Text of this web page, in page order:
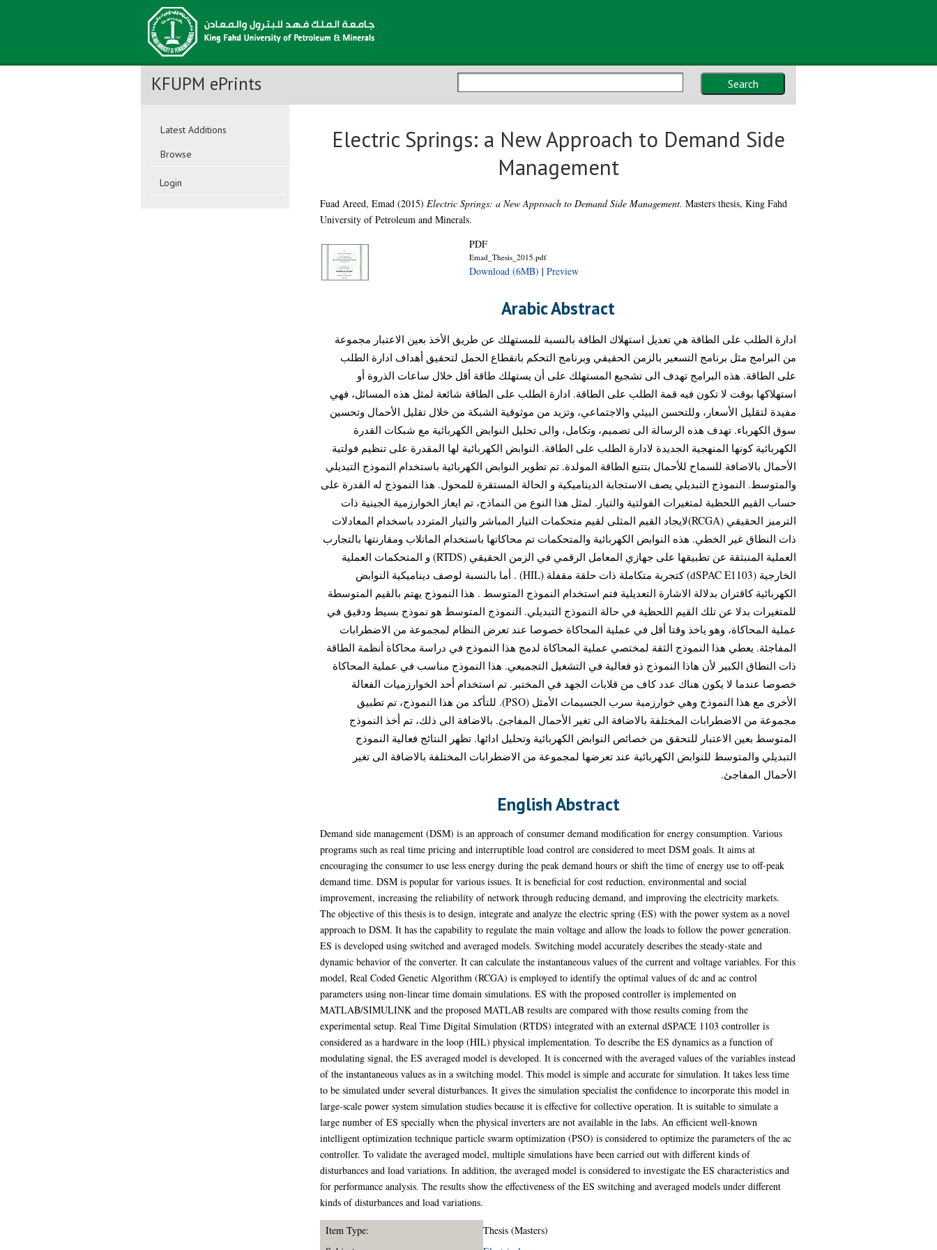
Search
KFUPM ePrints
Latest Additions
Browse
Login
Electric Springs: a New Approach to Demand Side
Management
Fuad Areed, Emad(2015) Electric Springs: a New Approach to Demand Side Management. Masters thesis, King Fahd
University of Petroleum and Minerals.
PDF
Emad_Thesis_2015.pdf
Download (6MB) | Preview
Arabic Abstract
ادارة الطلب على الطاقة هي تعديل استهلاك الطاقة بالنسبة للمستهلك عن طريق الأخذ بعين الاعتبار مجموعة
من البرامج مثل برنامج التسعير بالزمن الحقيقي وبرنامج التحكم بانقطاع الحمل لتحقيق أهداف ادارة الطلب
على الطاقة. هذه البرامج تهدف الى تشجيع المستهلك على أن يستهلك طاقة أقل خلال ساعات الذروة أو
استهلاكها بوقت لا تكون فيه قمة الطلب على الطاقة. ادارة الطلب على الطاقة شائعة لمثل هذه المسائل، فهي
مفيدة لتقليل الأسعار، وللتحسن البيئي والاجتماعي، وتزيد من موثوقية الشبكة من خلال تقليل الأحمال وتحسين
سوق الكهرباء. تهدف هذه الرسالة الى تصميم، وتكامل، والى تحليل النوابض الكهربائية مع شبكات القدرة
الكهربائية كونها المنهجية الجديدة لادارة الطلب على الطاقة. النوابض الكهربائية لها المقدرة على تنظيم فولتية
الأحمال بالاضافة للسماح للأحمال بتتبع الطاقة المولدة. تم تطوير النوابض الكهربائية باستخدام النموذج التبديلي
والمتوسط. النموذج التبديلي يصف الاستجابة الديناميكية و الحالة المستقرة للمحول. هذا النموذج له القدرة على
حساب القيم اللحظية لمتغيرات الفولتية والتيار. لمثل هذا النوع من النماذج، تم ايعاز الخوارزمية الجينية ذات
الترميز الحقيقي (RCGA)لايجاد القيم المثلى لقيم متحكمات التيار المباشر والتيار المتردد باسخدام المعادلات
ذات النطاق غير الخطي. هذه النوابض الكهربائية والمتحكمات تم محاكاتها باستخدام الماتلاب ومقارنتها بالتجارب
العملية المنبثقة عن تطبيقها على جهازي المعامل الرقمي في الزمن الحقيقي (RTDS) و المتحكمات العملية
الخارجية (dSPAC E1103) كتجربة متكاملة ذات حلقة مقفلة (HIL) . أما بالنسبة لوصف ديناميكية النوابض
الكهربائية كاقتران بدلالة الاشارة التعديلية فتم استخدام النموذج المتوسط . هذا النموذج يهتم بالقيم المتوسطة
للمتغيرات بدلا عن تلك القيم اللحظية في حالة النموذج التبديلي. النموذج المتوسط هو نموذج بسيط ودقيق في
عملية المحاكاة، وهو ياخذ وقتا أقل في عملية المحاكاة خصوصا عند تعرض النظام لمجموعة من الاضطرابات
المفاجئة. يعطي هذا النموذج الثقة لمختصي عملية المحاكاة لدمج هذا النموذج في دراسة محاكاة أنظمة الطاقة
ذات النطاق الكبير لأن هاذا النموذج ذو فعالية في التشغيل التجميعي. هذا النموذج مناسب في عملية المحاكاة
خصوصا عندما لا يكون هناك عدد كاف من قلابات الجهد في المختبر. تم استخدام أحد الخوارزميات الفعالة
الأخرى مع هذا النموذج وهي خوارزمية سرب الجسيمات الأمثل (PSO). للتأكد من هذا النموذج، تم تطبيق
مجموعة من الاضطرابات المختلفة بالاضافة الى تغير الأحمال المفاجئ. بالاضافة الى ذلك، تم أخذ النموذج
المتوسط بعين الاعتبار للتحقق من خصائص النوابض الكهربائية وتحليل ادائها. تظهر النتائج فعالية النموذج
التبديلي والمتوسط للنوابض الكهربائية عند تعرضها لمجموعة من الاضطرابات المختلفة بالاضافة الى تغير
الأحمال المفاجئ.
English Abstract
Demand side management (DSM) is an approach of consumer demand modification for energy consumption. Various
programs such as real time pricing and interruptible load control are considered to meet DSM goals. It aims at
encouraging the consumer to use less energy during the peak demand hours or shift the time of energy use to off-peak
demand time. DSM is popular for various issues. It is beneficial for cost reduction, environmental and social
improvement, increasing the reliability of network through reducing demand, and improving the electricity markets.
The objective of this thesis is to design, integrate and analyze the electric spring (ES) with the power system as a novel
approach to DSM. It has the capability to regulate the main voltage and allow the loads to follow the power generation.
ES is developed using switched and averaged models. Switching model accurately describes the steady-state and
dynamic behavior of the converter. It can calculate the instantaneous values of the current and voltage variables. For this
model, Real Coded Genetic Algorithm (RCGA) is employed to identify the optimal values of dc and ac control
parameters using non-linear time domain simulations. ES with the proposed controller is implemented on
MATLAB/SIMULINK and the proposed MATLAB results are compared with those results coming from the
experimental setup. Real Time Digital Simulation (RTDS) integrated with an external dSPACE 1103 controller is
considered as a hardware in the loop (HIL) physical implementation. To describe the ES dynamics as a function of
modulating signal, the ES averaged model is developed. It is concerned with the averaged values of the variables instead
of the instantaneous values as in a switching model. This model is simple and accurate for simulation. It takes less time
to be simulated under several disturbances. It gives the simulation specialist the confidence to incorporate this model in
large-scale power system simulation studies because it is effective for collective operation. It is suitable to simulate a
large number of ES specially when the physical inverters are not available in the labs. An efficient well-known
intelligent optimization technique particle swarm optimization (PSO) is considered to optimize the parameters of the ac
controller. To validate the averaged model, multiple simulations have been carried out with different kinds of
disturbances and load variations. In addition, the averaged model is considered to investigate the ES characteristics and
for performance analysis. The results show the effectiveness of the ES switching and averaged models under different
kinds of disturbances and load variations.
Item Type:
Thesis (Masters)